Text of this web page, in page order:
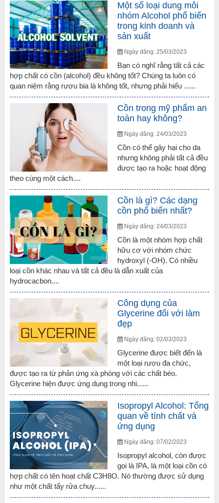
Một số loại dung môi
nhóm Alcohol phổ biến
trong kinh doanh và
sản xuất
Ngày đăng: 25/03/2023
Bạn có nghĩ rằng tất cả các
hợp chất có cồn (alcohol) đều không tốt? Chúng ta luôn có
quan niệm rằng rượu bia là không tốt, nhưng phải hiểu ......
Cồn trong mỹ phẩm an
toàn hay không?
Ngày đăng: 24/03/2023
Cồn có thể gây hại cho da
nhưng không phải tất cả đều
được tạo ra hoặc hoạt động
theo cùng một cách....
Cồn là gì? Các dạng
cồn phổ biến nhất?
Ngày đăng: 24/03/2023
Cồn là một nhóm hợp chất
hữu cơ với nhóm chức
hydroxyl (-OH). Có nhiều
loại cồn khác nhau và tất cả đều là dẫn xuất của
hydrocacbon....
Công dụng của
Glycerine đối với làm
đẹp
Ngày đăng: 02/03/2023
Glycerine được biết đến là
một loại rượu đa chức,
được tạo ra từ phản ứng xà phòng với các chất béo.
Glycerine hiện được ứng dụng trong nhi......
Isopropyl Alcohol: Tổng
quan về tính chất và
ứng dụng
Ngày đăng: 07/02/2023
Isopropyl alcohol, còn được
gọi là IPA, là một loại cồn có
hợp chất có tên hoạt chất C3H8O. Nó thường được sử dụng
như một chất tẩy rửa chuy......